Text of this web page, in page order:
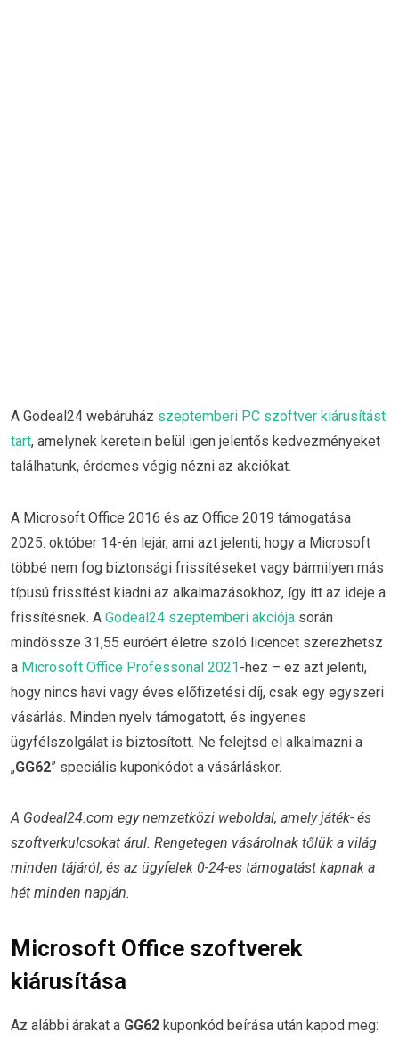
A Godeal24 webáruház szeptemberi PC szoftver kiárusítást
tart, amelynek keretein belül igen jelentős kedvezményeket
találhatunk, érdemes végig nézni az akciókat.
A Microsoft Office 2016 és az Office 2019 támogatása
2025. október 14-én lejár, ami azt jelenti, hogy a Microsoft
többé nem fog biztonsági frissítéseket vagy bármilyen más
típusú frissítést kiadni az alkalmazásokhoz, így itt az ideje a
frissítésnek. A Godeal24 szeptemberi akciója során
mindössze 31,55 euróért életre szóló licencet szerezhetsz
a Microsoft Office Professonal 2021-hez – ez azt jelenti,
hogy nincs havi vagy éves előfizetési díj, csak egy egyszeri
vásárlás. Minden nyelv támogatott, és ingyenes
ügyfélszolgálat is biztosított. Ne felejtsd el alkalmazni a
„GG62” speciális kuponkódot a vásárláskor.
A Godeal24.com egy nemzetközi weboldal, amely játék- és
szoftverkulcsokat árul. Rengetegen vásárolnak tőlük a világ
minden tájáról, és az ügyfelek 0-24-es támogatást kapnak a
hét minden napján.
Microsoft Office szoftverek
kiárusítása
Az alábbi árakat a GG62 kuponkód beírása után kapod meg: